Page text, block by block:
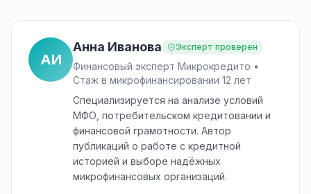
АИ
Анна Иванова Эксперт проверен
Финансовый эксперт Микрокредито •
Стаж в микрофинансировании 12 лет
Специализируется на анализе условий
МФО, потребительском кредитовании и
финансовой грамотности. Автор
публикаций о работе с кредитной
историей и выборе надёжных
микрофинансовых организаций.